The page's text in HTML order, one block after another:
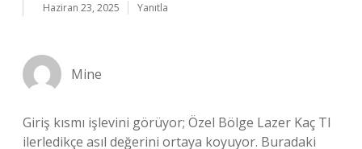
Haziran 23, 2025 Yanıtla
Mine
Giriş kısmı işlevini görüyor; Özel Bölge Lazer Kaç Tl
ilerledikçe asıl değerini ortaya koyuyor. Buradaki